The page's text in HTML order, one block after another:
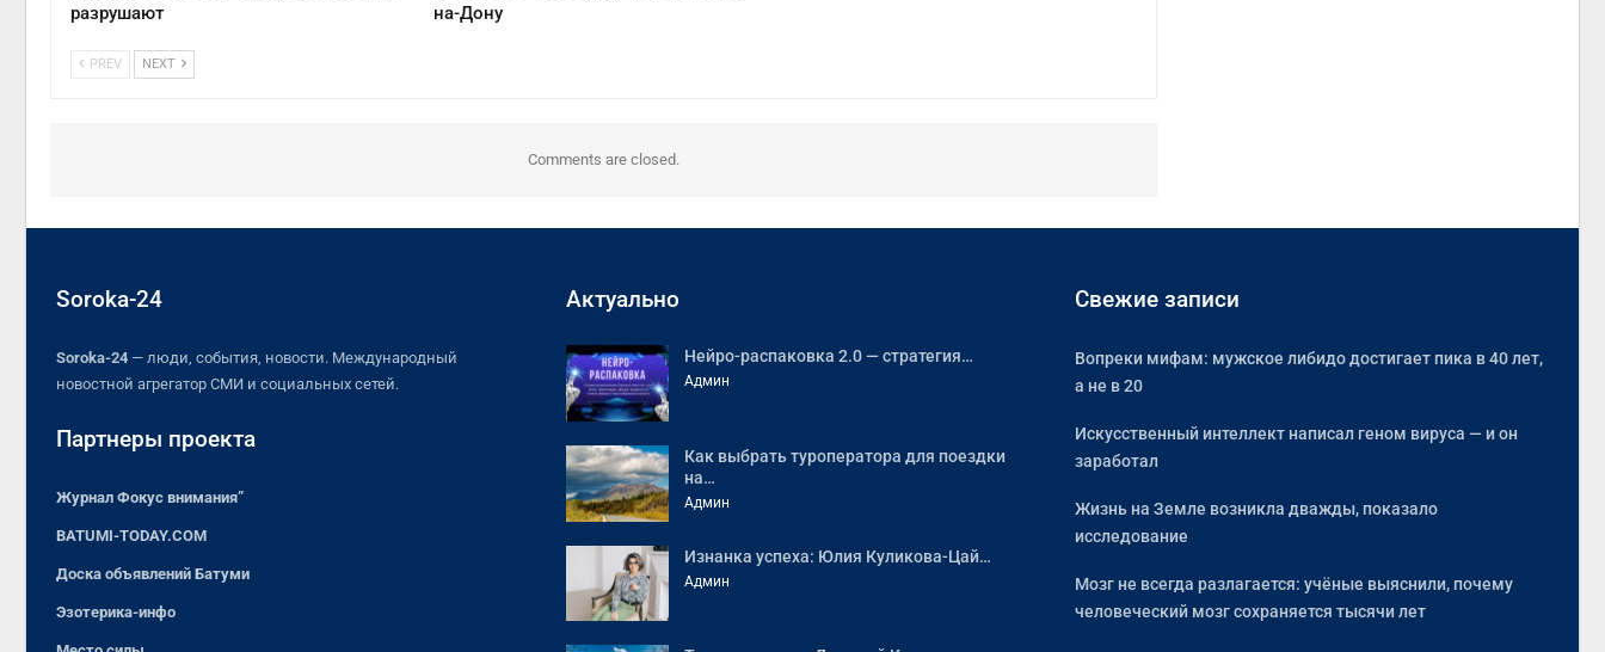
разрушают
на-Дону
PREV NEXT
Comments are closed.
Soroka-24
Soroka-24 — люди, события, новости. Международный
новостной агрегатор СМИ и социальных сетей.
Партнеры проекта
Журнал Фокус внимания”
BATUMI-TODAY.COM
Доска объявлений Батуми
Эзотерика-инфо
Актуально
Нейро-распаковка 2.0 — стратегия…
Админ
Как выбрать туроператора для поездки
на…
Админ
Изнанка успеха: Юлия Куликова-Цай…
Админ
Свежие записи
Вопреки мифам: мужское либидо достигает пика в 40 лет,
а не в 20
Искусственный интеллект написал геном вируса — и он
заработал
Жизнь на Земле возникла дважды, показало
исследование
Мозг не всегда разлагается: учёные выяснили, почему
человеческий мозг сохраняется тысячи лет